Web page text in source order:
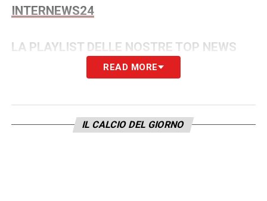
INTERNEWS24
LA PLAYLIST DELLE NOSTRE TOP NEWS
READ MORE
IL CALCIO DEL GIORNO